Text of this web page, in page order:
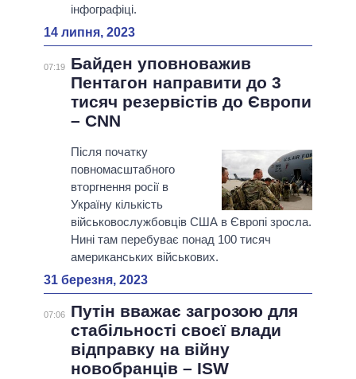
інфографіці.
14 липня, 2023
07:19
Байден уповноважив
Пентагон направити до 3
тисяч резервістів до Європи
– CNN
Після початку
повномасштабного
вторгнення росії в
Україну кількість
військовослужбовців США в Європі зросла.
Нині там перебуває понад 100 тисяч
американських військових.
31 березня, 2023
07:06
Путін вважає загрозою для
стабільності своєї влади
відправку на війну
новобранців – ISW